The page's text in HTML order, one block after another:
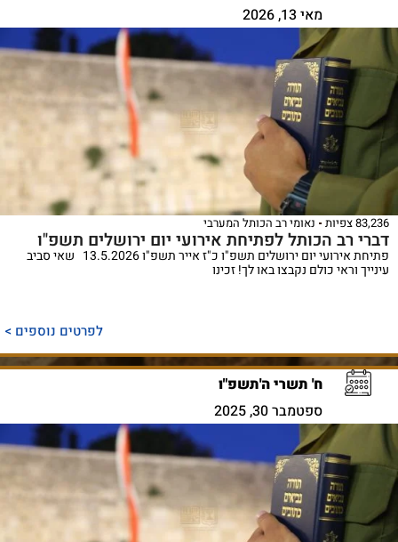
מאי 13, 2026
83,236 צפיות נאומי רב הכותל המערבי
דברי רב הכותל לפתיחת אירועי יום ירושלים תשפ"ו
פתיחת אירועי יום ירושלים תשפ"ו כ"ז אייר תשפ"ו 13.5.2026 שאי סביב
עינייך וראי כולם נקבצו באו לך! זכינו
לפרטים נוספים >
ח' תשרי ה'תשפ"ו
ספטמבר 30, 2025